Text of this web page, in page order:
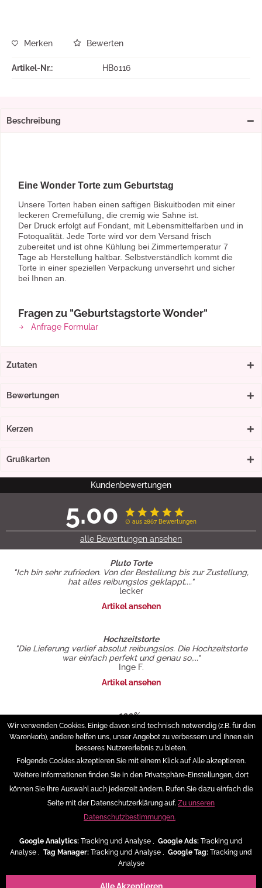
Merken Bewerten
Artikel-Nr.: HB0116
Beschreibung
Eine Wonder Torte zum Geburtstag
Unsere Torten haben einen saftigen Biskuitboden mit einer
leckeren Cremefüllung, die cremig wie Sahne ist.
Der Druck erfolgt auf Fondant, mit Lebensmittelfarben und in
Fotoqualität. Jede Torte wird vor dem Versand frisch
zubereitet und ist ohne Kühlung bei Zimmertemperatur 7
Tage ab Herstellung haltbar. Selbstverständlich kommt die
Torte in einer speziellen Verpackung unversehrt und sicher
bei Ihnen an.
Fragen zu "Geburtstagstorte Wonder"
Anfrage Formular
Zutaten
Bewertungen
Kerzen
Grußkarten
Kundenbewertungen
5.00 ∅ aus 2867 Bewertungen
alle Bewertungen ansehen
Pluto Torte
"Ich bin sehr zufrieden. Von der Bestellung bis zur Zustellung,
hat alles reibungslos geklappt...."
lecker
Artikel ansehen
Hochzeitstorte
"Die Lieferung verlief absolut reibungslos. Die Hochzeitstorte
war einfach perfekt und genau so,..."
Inge F.
Artikel ansehen
100%...
"Die Torte sah sehr schön aus und war unglaublich lecker. Wir
konnten schon vorab bei..."
Michaela Unger
Artikel ansehen
Service Hotline
Shop Service
Informationen
Versand & Zahlungsarten
Wir verwenden Cookies. Einige davon sind technisch notwendig (z.B. für den
Warenkorb), andere helfen uns, unser Angebot zu verbessern und Ihnen ein
besseres Nutzererlebnis zu bieten.
Folgende Cookies akzeptieren Sie mit einem Klick auf Alle akzeptieren.
Weitere Informationen finden Sie in den Privatsphäre-Einstellungen, dort
können Sie Ihre Auswahl auch jederzeit ändern. Rufen Sie dazu einfach die
Seite mit der Datenschutzerklärung auf. Zu unseren
Datenschutzbestimmungen.
Google Analytics: Tracking und Analyse , Google Ads: Tracking und
Analyse , Tag Manager: Tracking und Analyse , Google Tag: Tracking und
Analyse